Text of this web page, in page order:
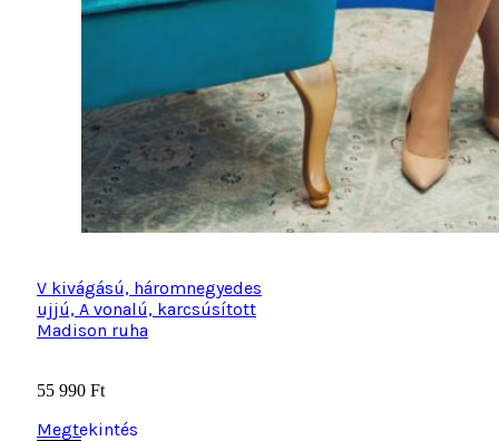
V kivágású, háromnegyedes
ujjú, A vonalú, karcsúsított
Madison ruha
55 990 Ft
Megtekintés